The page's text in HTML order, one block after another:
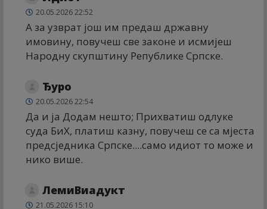
20.05.2026 22:52
А за узврат још им предаш државну
имовину, повучеш све законе и исмијеш
Народну скупштину Републике Српске.
Ђуро
20.05.2026 22:54
Да и ја Додам нешто; Прихватиш одлуке
суда БиХ, платиш казну, повучеш се са мјеста
предсједника Српске....само идиот то може и
нико више.
ЛемиВиадукт
21.05.2026 15:10